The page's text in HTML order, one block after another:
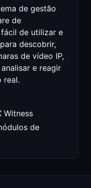
de gestão
de
de utilizar e
descobrir,
de vídeo IP,
e reagir
real.
Witness
de